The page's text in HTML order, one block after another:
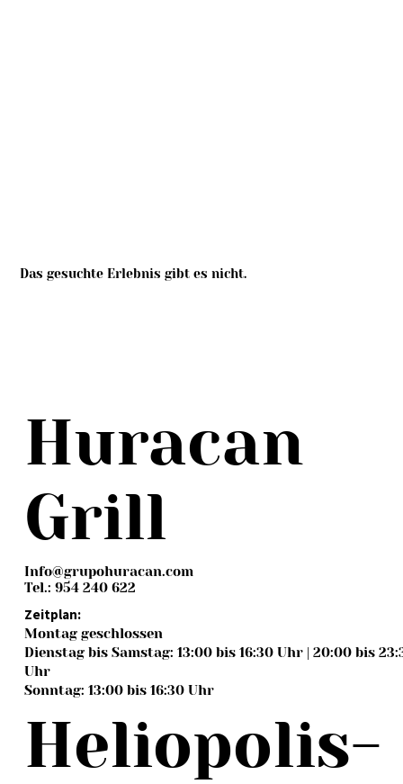
Das gesuchte Erlebnis gibt es nicht.
Huracan
Grill
Info@grupohuracan.com
Tel.: 954 240 622
Zeitplan:
Montag geschlossen
Dienstag bis Samstag: 13:00 bis 16:30 Uhr | 20:00 bis
Uhr
Sonntag: 13:00 bis 16:30 Uhr
Heliopolis-